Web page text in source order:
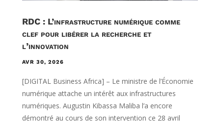
RDC : L’infrastructure numérique comme
clef pour libérer la recherche et
l’innovation
AVR 30, 2026
[DIGITAL Business Africa] – Le ministre de l’Économie
numérique attache un intérêt aux infrastructures
numériques. Augustin Kibassa Maliba l’a encore
démontré au cours de son intervention ce 28 avril